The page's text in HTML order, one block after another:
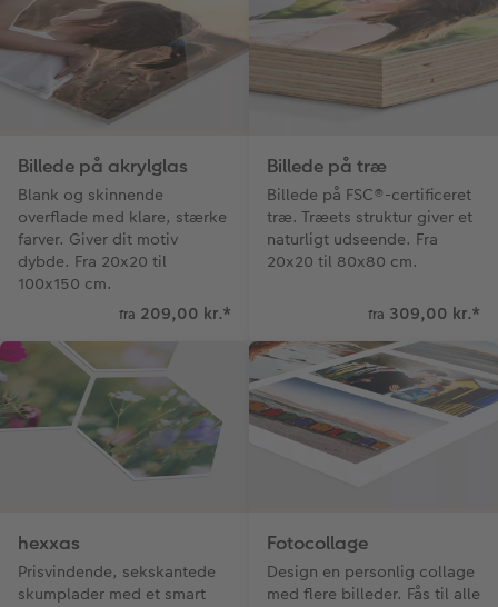
Billede på akrylglas
Blank og skinnende
overflade med klare, stærke
farver. Giver dit motiv
dybde. Fra 20x20 til
100x150 cm.
fra 209,00 kr.*
Billede på træ
Billede på FSC®-certificeret
træ. Træets struktur giver et
naturligt udseende. Fra
20x20 til 80x80 cm.
fra 309,00 kr.*
hexxas
Prisvindende, sekskantede
skumplader med et smart
Fotocollage
Design en personlig collage
med flere billeder. Fås til alle